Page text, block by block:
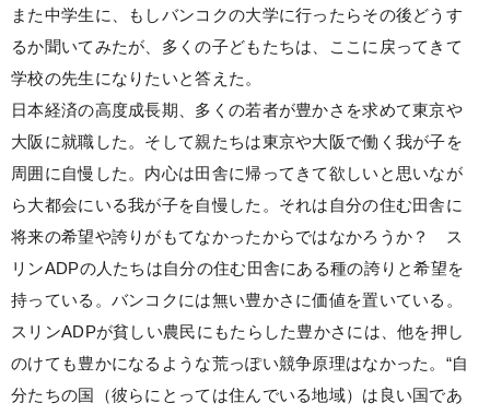
また中学生に、もしバンコクの大学に行ったらその後どうす
るか聞いてみたが、多くの子どもたちは、ここに戻ってきて
学校の先生になりたいと答えた。
日本経済の高度成長期、多くの若者が豊かさを求めて東京や
大阪に就職した。そして親たちは東京や大阪で働く我が子を
周囲に自慢した。内心は田舎に帰ってきて欲しいと思いなが
ら大都会にいる我が子を自慢した。それは自分の住む田舎に
将来の希望や誇りがもてなかったからではなかろうか？ ス
リンADPの人たちは自分の住む田舎にある種の誇りと希望を
持っている。バンコクには無い豊かさに価値を置いている。
スリンADPが貧しい農民にもたらした豊かさには、他を押し
のけても豊かになるような荒っぽい競争原理はなかった。“自
分たちの国（彼らにとっては住んでいる地域）は良い国であ